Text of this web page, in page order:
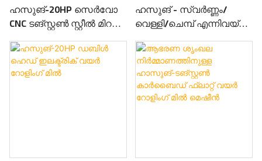
ഹസുങ്-20HP സെർവോ
CNC ടങ്സ്റ്റൺ സ്റ്റീൽ മിറർ
റോളിംഗ് മിൽ
ഹസുങ് - സ്വർണ്ണം/
വെള്ളി/ചെമ്പ് എന്നിവയ്ക്ക്
കൃത്യതയുള്ള ±0.01mm
ഉള്ള 15HP ടേക്ക്-അപ്പ്
റോളിംഗ് മിൽ